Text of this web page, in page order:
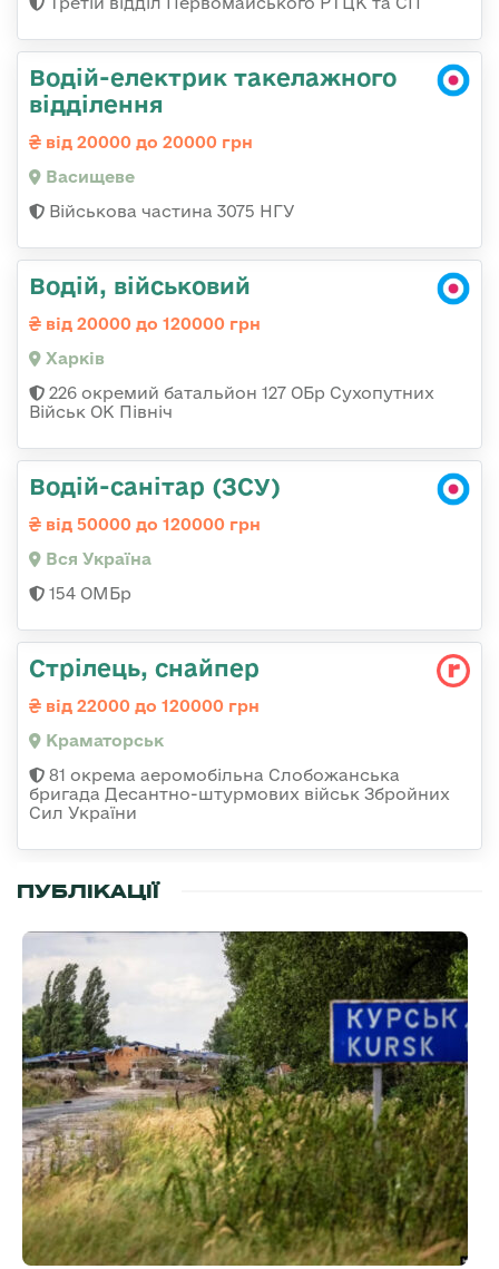
Водій-електрик такелажного
відділення
від 20000 до 20000 грн
Васищеве
Військова частина 3075 НГУ
Водій, військовий
від 20000 до 120000 грн
Харків
226 окремий батальйон 127 ОБр Сухопутних
Військ ОК Північ
Водій-санітар (ЗСУ)
від 50000 до 120000 грн
Вся Україна
154 ОМБр
Стрілець, снайпер
від 22000 до 120000 грн
Краматорськ
81 окрема аеромобільна Слобожанська
бригада Десантно-штурмових військ Збройних
Сил України
ПУБЛІКАЦІЇ